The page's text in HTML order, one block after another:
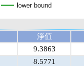
lower bound
淨值
9.3863
8.5771